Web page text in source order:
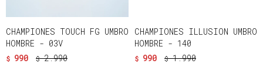
CHAMPIONES TOUCH FG UMBRO
HOMBRE - 03V
$ 990 $ 2.990
CHAMPIONES ILLUSION UMBRO
HOMBRE - 140
$ 990 $ 1.990